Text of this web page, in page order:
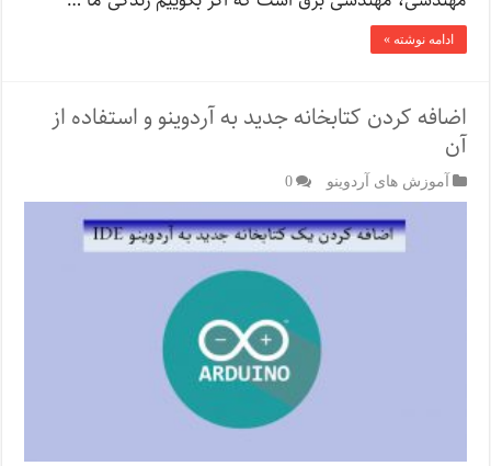
ادامه نوشته »
اضافه کردن کتابخانه جدید به آردوینو و استفاده از
آن
آموزش های آردوینو 0